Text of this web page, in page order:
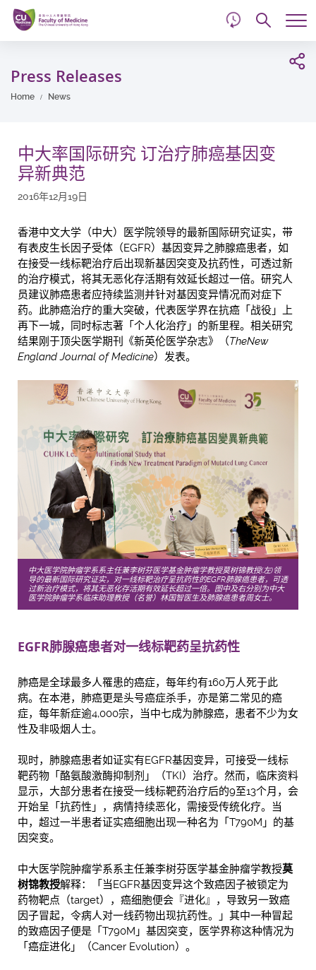
Skip
main
content
Press Releases
Home News
中大率国际研究 订治疗肺癌基因变
异新典范
2016年12月19日
香港中文大学（中大）医学院领导的最新国际研究证实，带
有表皮生长因子受体（EGFR）基因变异之肺腺癌患者，如
在接受一线标靶治疗后出现新基因突变及抗药性，可透过新
的治疗模式，将其无恶化存活期有效延长超过一倍。研究人
员建议肺癌患者应持续监测并针对基因变异情况而对症下
药。此肺癌治疗的重大突破，代表医学界在抗癌「战役」上
再下一城，同时标志著「个人化治疗」的新里程。相关研究
结果刚于顶尖医学期刊《新英伦医学杂志》（TheNew
England Journal of Medicine）发表。
中大医学院肿瘤学系系主任兼李树芬医学基金肿瘤学教授莫树锦教授(左)领
导的最新国际研究证实，对一线标靶治疗呈抗药性的EGFR肺腺癌患者，可透
过新治疗模式，将其无恶化存活期有效延长超过一倍。图中及右分别为中大
医学院肿瘤学系临床助理教授（名誉）林国智医生及肺腺癌患者周女士。
EGFR肺腺癌患者对一线标靶药呈抗药性
肺癌是全球最多人罹患的癌症，每年约有160万人死于此
病。在本港，肺癌更是头号癌症杀手，亦是第二常见的癌
症，每年新症逾4,000宗，当中七成为肺腺癌，患者不少为女
性及非吸烟人士。
现时，肺腺癌患者如证实有EGFR基因变异，可接受一线标
靶药物「酪氨酸激酶抑制剂」（TKI）治疗。然而，临床资料
显示，大部分患者在接受一线标靶药治疗后的9至13个月，会
开始呈「抗药性」，病情持续恶化，需接受传统化疗。当
中，超过一半患者证实癌细胞出现一种名为「T790M」的基
因突变。
中大医学院肿瘤学系系主任兼李树芬医学基金肿瘤学教授莫
树锦教授解释：「当EGFR基因变异这个致癌因子被锁定为
药物靶点（target），癌细胞便会『进化』，导致另一致癌
因子冒起，令病人对一线药物出现抗药性。」其中一种冒起
的致癌因子便是「T790M」基因突变，医学界称这种情况为
「癌症进化」（Cancer Evolution）。